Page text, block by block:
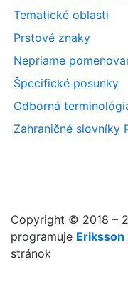
Tematické oblasti
Prstové znaky
Nepriame
Špecifické posunky
Odborná
Zahraničné slovníky
Copyright © 2018 –
programuje Eriksson
stránok